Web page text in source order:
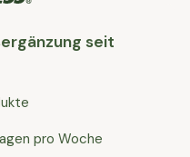
seit
pro Woche